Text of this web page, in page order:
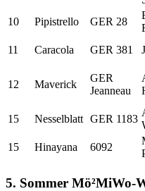
10
Pipistrello GER 28
11 Caracola GER 381
12 Maverick
GER
Jeanneau
15 Nesselblatt GER 1183
15 Hinayana 6092
5. Sommer Mö²MiWo-